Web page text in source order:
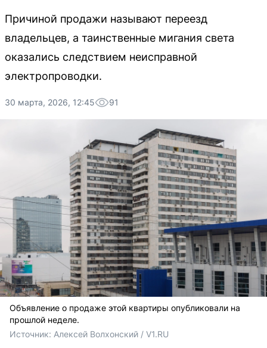
Причиной продажи называют переезд
владельцев, а таинственные мигания света
оказались следствием неисправной
электропроводки.
30 марта, 2026, 12:45 91
Объявление о продаже этой квартиры опубликовали на
прошлой неделе.
Источник: Алексей Волхонский / V1.RU